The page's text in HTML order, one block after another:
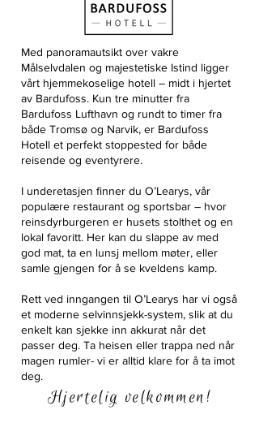
Med panoramautsikt over vakre
Målselvdalen og majestetiske Istind ligger
vårt hjemmekoselige hotell – midt i hjertet
av Bardufoss. Kun tre minutter fra
Bardufoss Lufthavn og rundt to timer fra
både Tromsø og Narvik, er Bardufoss
Hotell et perfekt stoppested for både
reisende og eventyrere.
I underetasjen finner du O’Learys, vår
populære restaurant og sportsbar – hvor
reinsdyrburgeren er husets stolthet og en
lokal favoritt. Her kan du slappe av med
god mat, ta en lunsj mellom møter, eller
samle gjengen for å se kveldens kamp.
Rett ved inngangen til O’Learys har vi også
et moderne selvinnsjekk-system, slik at du
enkelt kan sjekke inn akkurat når det
passer deg. Ta heisen eller trappa ned når
magen rumler- vi er alltid klare for å ta imot
deg.
Hjertelig velkommen!